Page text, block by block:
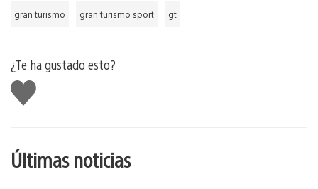
gran turismo gran turismo sport gt
¿Te ha gustado esto?
Me
gusta
Últimas noticias